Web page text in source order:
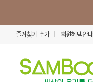
즐겨찾기 추가 회원혜택안내